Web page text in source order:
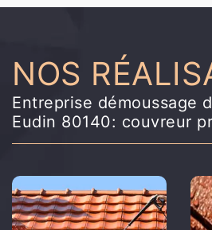
NOS
Entreprise démoussage
Eudin 80140: couvreur